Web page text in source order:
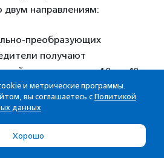
двум направлениям:
преобразующих
получают
займы на сумму от 10 до 40
30% от общего
бюджета проекта) на
до 10 лет.
и метрические программы.
вы соглашаетесь с Политикой
данных
Хорошо